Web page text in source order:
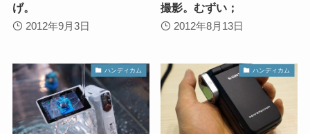
げ。
2012年9月3日
撮影。むずい；
2012年8月13日
ハンディカム ハンディカム